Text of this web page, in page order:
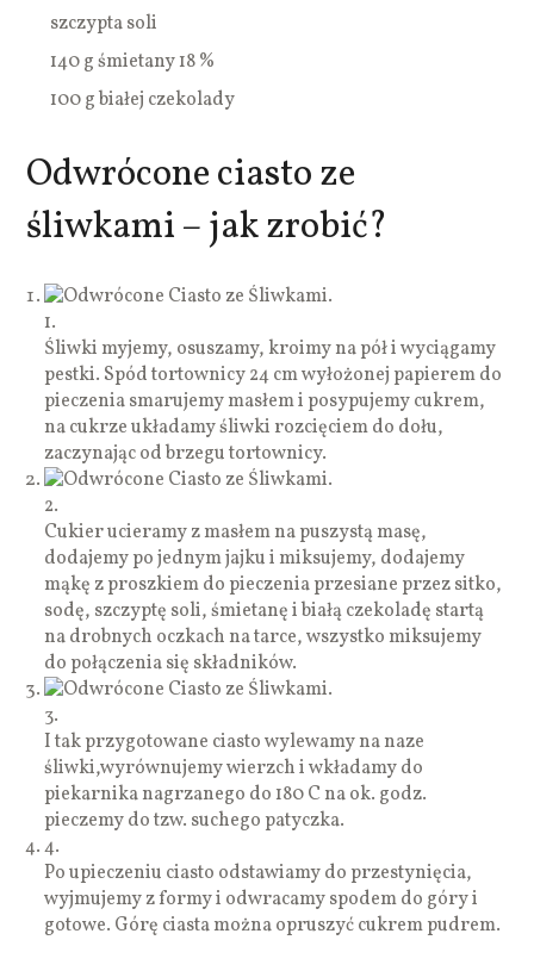
szczypta soli
140 g śmietany 18 %
100 g białej czekolady
Odwrócone ciasto ze
śliwkami – jak zrobić?
1.
Śliwki myjemy, osuszamy, kroimy na pół i wyciągamy
pestki. Spód tortownicy 24 cm wyłożonej papierem do
pieczenia smarujemy masłem i posypujemy cukrem,
na cukrze układamy śliwki rozcięciem do dołu,
zaczynając od brzegu tortownicy.
2.
Cukier ucieramy z masłem na puszystą masę,
dodajemy po jednym jajku i miksujemy, dodajemy
mąkę z proszkiem do pieczenia przesiane przez sitko,
sodę, szczyptę soli, śmietanę i białą czekoladę startą
na drobnych oczkach na tarce, wszystko miksujemy
do połączenia się składników.
3.
I tak przygotowane ciasto wylewamy na naze
śliwki,wyrównujemy wierzch i wkładamy do
piekarnika nagrzanego do 180 C na ok. godz.
pieczemy do tzw. suchego patyczka.
4.
Po upieczeniu ciasto odstawiamy do przestynięcia,
wyjmujemy z formy i odwracamy spodem do góry i
gotowe. Górę ciasta można opruszyć cukrem pudrem.